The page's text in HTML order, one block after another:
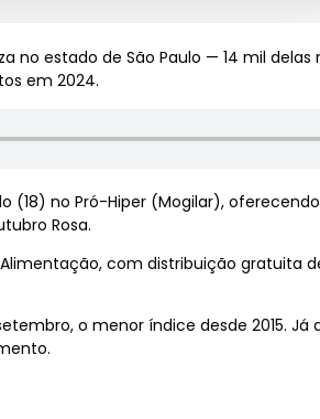
no estado de São Paulo — 14 mil
em 2024.
(18) no Pró-Hiper (Mogilar),
Rosa.
com distribuição gratuita
o menor índice desde 2015.